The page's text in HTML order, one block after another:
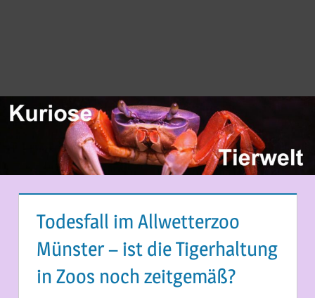
Todesfall im Allwetterzoo
Münster – ist die Tigerhaltung
in Zoos noch zeitgemäß?